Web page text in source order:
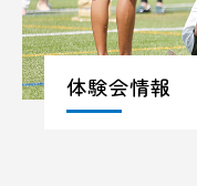
体験会情報